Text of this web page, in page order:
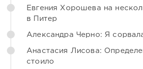
Евгения Хорошева на
в Питер
Александра Черно: Я
Анастасия Лисова:
стоило